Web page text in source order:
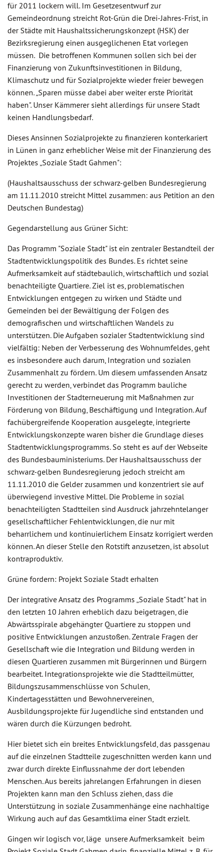
für 2011 lockern will. Im Gesetzesentwurf zur
Gemeindeordnung streicht Rot-Grün die Drei-Jahres-Frist, in
der Städte mit Haushaltssicherungskonzept (HSK) der
Bezirksregierung einen ausgeglichenen Etat vorlegen
müssen. Die betroffenen Kommunen sollen sich bei der
Finanzierung von Zukunftsinvestitionen in Bildung,
Klimaschutz und für Sozialprojekte wieder freier bewegen
können. „Sparen müsse dabei aber weiter erste Priorität
haben". Unser Kämmerer sieht allerdings für unsere Stadt
keinen Handlungsbedarf.
Dieses Ansinnen Sozialprojekte zu finanzieren konterkariert
in Lünen in ganz erheblicher Weise mit der Finanzierung des
Projektes „Soziale Stadt Gahmen":
(Haushaltsausschuss der schwarz-gelben Bundesregierung
am 11.11.2010 streicht Mittel zusammen: aus Petition an den
Deutschen Bundestag)
Gegendarstellung aus Grüner Sicht:
Das Programm "Soziale Stadt" ist ein zentraler Bestandteil der
Stadtentwicklungspolitik des Bundes. Es richtet seine
Aufmerksamkeit auf städtebaulich, wirtschaftlich und sozial
benachteiligte Quartiere. Ziel ist es, problematischen
Entwicklungen entgegen zu wirken und Städte und
Gemeinden bei der Bewältigung der Folgen des
demografischen und wirtschaftlichen Wandels zu
unterstützen. Die Aufgaben sozialer Stadtentwicklung sind
vielfältig: Neben der Verbesserung des Wohnumfeldes, geht
es insbesondere auch darum, Integration und sozialen
Zusammenhalt zu fördern. Um diesem umfassenden Ansatz
gerecht zu werden, verbindet das Programm bauliche
Investitionen der Stadterneuerung mit Maßnahmen zur
Förderung von Bildung, Beschäftigung und Integration. Auf
fachübergreifende Kooperation ausgelegte, integrierte
Entwicklungskonzepte waren bisher die Grundlage dieses
Stadtentwicklungsprogramms. So steht es auf der Webseite
des Bundesbauministeriums. Der Haushaltsausschuss der
schwarz-gelben Bundesregierung jedoch streicht am
11.11.2010 die Gelder zusammen und konzentriert sie auf
überwiegend investive Mittel. Die Probleme in sozial
benachteiligten Stadtteilen sind Ausdruck jahrzehntelanger
gesellschaftlicher Fehlentwicklungen, die nur mit
beharrlichem und kontinuierlichem Einsatz korrigiert werden
können. An dieser Stelle den Rotstift anzusetzen, ist absolut
kontraproduktiv.
Grüne fordern: Projekt Soziale Stadt erhalten
Der integrative Ansatz des Programms „Soziale Stadt" hat in
den letzten 10 Jahren erheblich dazu beigetragen, die
Abwärtsspirale abgehängter Quartiere zu stoppen und
positive Entwicklungen anzustoßen. Zentrale Fragen der
Gesellschaft wie die Integration und Bildung werden in
diesen Quartieren zusammen mit Bürgerinnen und Bürgern
bearbeitet. Integrationsprojekte wie die Stadtteilmütter,
Bildungszusammenschlüsse von Schulen,
Kindertagesstätten und Bewohnervereinen,
Ausbildungsprojekte für Jugendliche sind entstanden und
wären durch die Kürzungen bedroht.
Hier bietet sich ein breites Entwicklungsfeld, das passgenau
auf die einzelnen Stadtteile zugeschnitten werden kann und
zwar durch direkte Einflussnahme der dort lebenden
Menschen. Aus bereits jahrelangen Erfahrungen in diesen
Projekten kann man den Schluss ziehen, dass die
Unterstützung in soziale Zusammenhänge eine nachhaltige
Wirkung auch auf das Gesamtklima einer Stadt erzielt.
Gingen wir logisch vor, läge unsere Aufmerksamkeit beim